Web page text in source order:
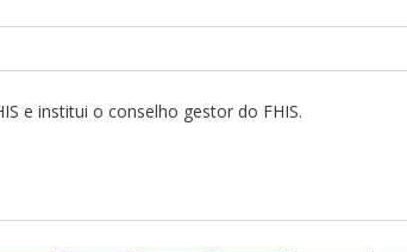
e institui o conselho gestor do FHIS.